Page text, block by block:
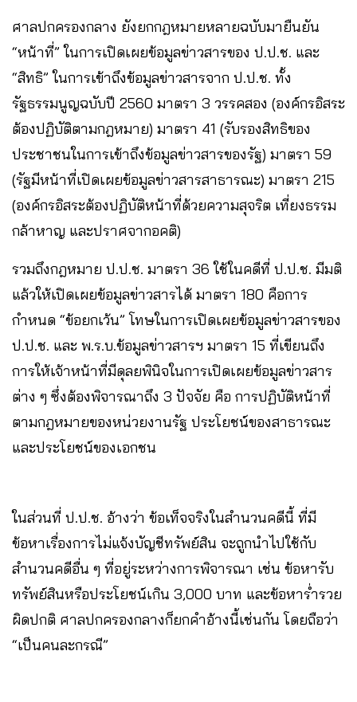
ศาลปกครองกลาง ยังยกกฎหมายหลายฉบับมายืนยัน
“หน้าที่” ในการเปิดเผยข้อมูลข่าวสารของ ป.ป.ช. และ
“สิทธิ” ในการเข้าถึงข้อมูลข่าวสารจาก ป.ป.ช. ทั้ง
รัฐธรรมนูญฉบับปี 2560 มาตรา 3 วรรคสอง (องค์กรอิสระ
ต้องปฏิบัติตามกฎหมาย) มาตรา 41 (รับรองสิทธิของ
ประชาชนในการเข้าถึงข้อมูลข่าวสารของรัฐ) มาตรา 59
(รัฐมีหน้าที่เปิดเผยข้อมูลข่าวสารสาธารณะ) มาตรา 215
(องค์กรอิสระต้องปฏิบัติหน้าที่ด้วยความสุจริต เที่ยงธรรม
กล้าหาญ และปราศจากอคติ)
รวมถึงกฎหมาย ป.ป.ช. มาตรา 36 ใช้ในคดีที่ ป.ป.ช. มีมติ
แล้วให้เปิดเผยข้อมูลข่าวสารได้ มาตรา 180 คือการ
กำหนด “ข้อยกเว้น” โทษในการเปิดเผยข้อมูลข่าวสารของ
ป.ป.ช. และ พ.ร.บ.ข้อมูลข่าวสารฯ มาตรา 15 ที่เขียนถึง
การให้เจ้าหน้าที่มีดุลยพินิจในการเปิดเผยข้อมูลข่าวสาร
ต่าง ๆ ซึ่งต้องพิจารณาถึง 3 ปัจจัย คือ การปฏิบัติหน้าที่
ตามกฎหมายของหน่วยงานรัฐ ประโยชน์ของสาธารณะ
และประโยชน์ของเอกชน
ในส่วนที่ ป.ป.ช. อ้างว่า ข้อเท็จจริงในสำนวนคดีนี้ ที่มี
ข้อหาเรื่องการไม่แจ้งบัญชีทรัพย์สิน จะถูกนำไปใช้กับ
สำนวนคดีอื่น ๆ ที่อยู่ระหว่างการพิจารณา เช่น ข้อหารับ
ทรัพย์สินหรือประโยชน์เกิน 3,000 บาท และข้อหาร่ำรวย
ผิดปกติ ศาลปกครองกลางก็ยกคำอ้างนี้เช่นกัน โดยถือว่า
“เป็นคนละกรณี”